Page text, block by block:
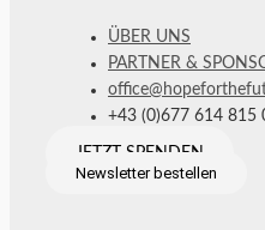
ÜBER UNS
PARTNER &
+43 (0)677 614 815
JETZT SPENDEN
Newsletter bestellen